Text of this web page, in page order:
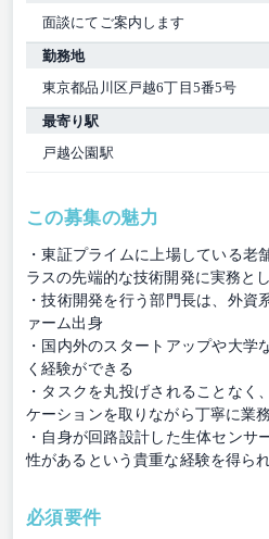
面談にてご案内します
勤務地
東京都品川区戸越6丁目5番5号
最寄り駅
戸越公園駅
この募集の魅力
・東証プライムに上場している老
ラスの先端的な技術開発に実務と
・技術開発を行う部門長は、外資
ァーム出身
・国内外のスタートアップや大学
く経験ができる
・タスクを丸投げされることなく
ケーションを取りながら丁寧に業
・自身が回路設計した生体センサ
性があるという貴重な経験を得ら
必須要件